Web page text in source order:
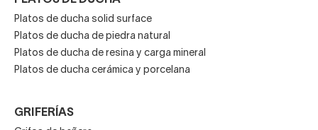
Platos de ducha solid surface
Platos de ducha de piedra natural
Platos de ducha de resina y carga mineral
Platos de ducha cerámica y porcelana
GRIFERÍAS